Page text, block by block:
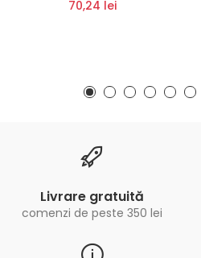
70,24 lei
Livrare gratuită
comenzi de peste 350 lei